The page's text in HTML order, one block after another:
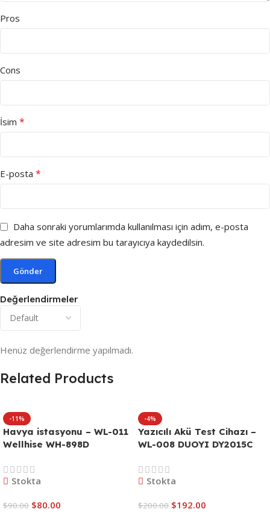
Değerlendirmeler
Henüz değerlendirme yapılmadı.
Pros
Cons
İsim *
E-posta *
Daha sonraki yorumlarımda kullanılması için adım, e-posta
adresim ve site adresim bu tarayıcıya kaydedilsin.
Related Products
-11%
Havya istasyonu – WL-011
Wellhise WH-898D
Stokta
$90.00 $80.00
-4%
Yazıcılı Akü Test Cihazı –
WL-008 DUOYI DY2015C
Stokta
$200.00 $192.00